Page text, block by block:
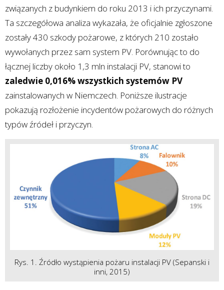
związanych z budynkiem do roku 2013 i ich przyczynami.
Ta szczegółowa analiza wykazała, że oficjalnie zgłoszone
zostały 430 szkody pożarowe, z których 210 zostało
wywołanych przez sam system PV. Porównując to do
łącznej liczby około 1,3 mln instalacji PV, stanowi to
zaledwie 0,016% wszystkich systemów PV
zainstalowanych w Niemczech. Poniższe ilustracje
pokazują rozłożenie incydentów pożarowych do różnych
typów źródeł i przyczyn.
Rys. 1. Źródło wystąpienia pożaru instalacji PV (Sepanski i
inni, 2015)